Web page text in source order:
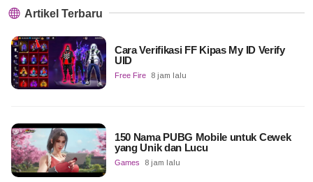
Artikel Terbaru
Cara Verifikasi FF Kipas My ID Verify
UID
Free Fire 8 jam lalu
150 Nama PUBG Mobile untuk Cewek
yang Unik dan Lucu
Games 8 jam lalu